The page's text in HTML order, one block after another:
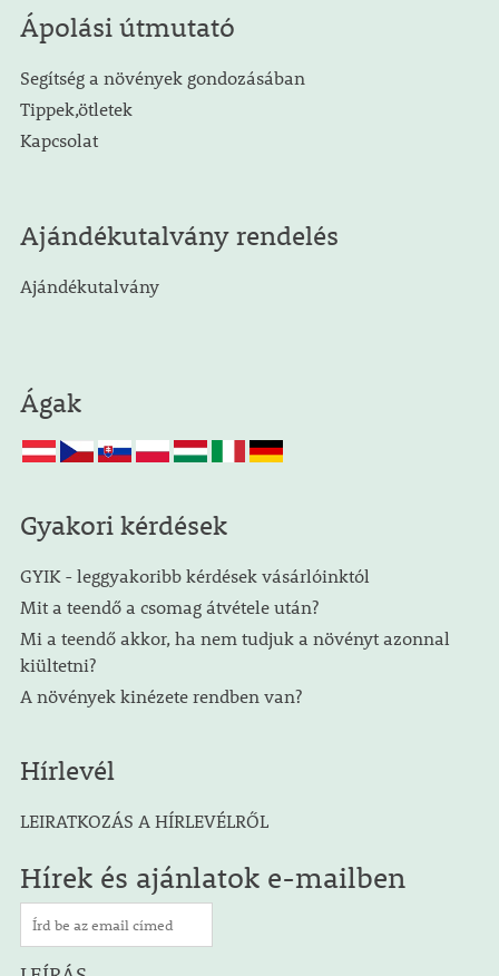
Ápolási útmutató
Segítség a növények gondozásában
Tippek,ötletek
Kapcsolat
Ajándékutalvány rendelés
Ajándékutalvány
Ágak
Gyakori kérdések
GYIK - leggyakoribb kérdések vásárlóinktól
Mit a teendő a csomag átvétele után?
Mi a teendő akkor, ha nem tudjuk a növényt azonnal
kiültetni?
A növények kinézete rendben van?
Hírlevél
LEIRATKOZÁS A HÍRLEVÉLRŐL
Hírek és ajánlatok e-mailben